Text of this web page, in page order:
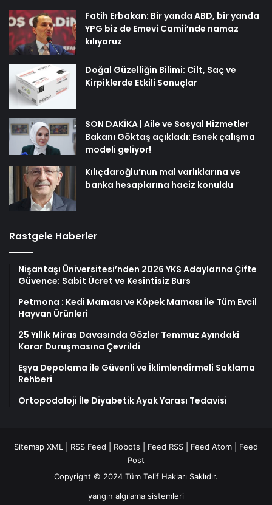
Fatih Erbakan: Bir yanda ABD, bir yanda
YPG biz de Emevi Camii’nde namaz
kılıyoruz
Doğal Güzelliğin Bilimi: Cilt, Saç ve
Kirpiklerde Etkili Sonuçlar
SON DAKİKA | Aile ve Sosyal Hizmetler
Bakanı Göktaş açıkladı: Esnek çalışma
modeli geliyor!
Kılıçdaroğlu’nun mal varlıklarına ve
banka hesaplarına haciz konuldu
Rastgele Haberler
Nişantaşı Üniversitesi’nden 2026 YKS Adaylarına Çifte
Güvence: Sabit Ücret ve Kesintisiz Burs
Petmona : Kedi Maması ve Köpek Maması İle Tüm Evcil
Hayvan Ürünleri
25 Yıllık Miras Davasında Gözler Temmuz Ayındaki
Karar Duruşmasına Çevrildi
Eşya Depolama ile Güvenli ve İklimlendirmeli Saklama
Rehberi
Ortopodoloji İle Diyabetik Ayak Yarası Tedavisi
Sitemap XML RSS Feed Robots Feed RSS Feed Atom
Feed
Post
Copyright © 2024 Tüm Telif Hakları Saklıdır.
yangın algılama sistemleri